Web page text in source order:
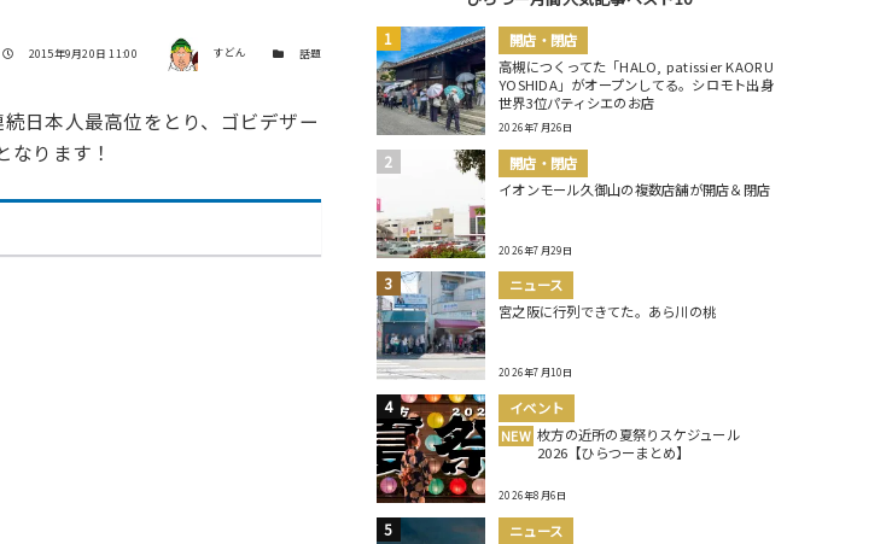
投稿日
2015年9月20日 11:00 著者 すどん カテゴリー
話題
日本人最高位をとり、ゴビデザー
ります！
開店・閉店
高槻につくってた「HALO, patissier KAORU
YOSHIDA」がオープンしてる。シロモト出身
世界3位パティシエのお店
2026年7月26日
開店・閉店
イオンモール久御山の複数店舗が開店＆閉店
2026年7月29日
ニュース
宮之阪に行列できてた。あら川の桃
2026年7月10日
イベント
NEW 枚方の近所の夏祭りスケジュール
2026【ひらつーまとめ】
2026年8月6日
ニュース